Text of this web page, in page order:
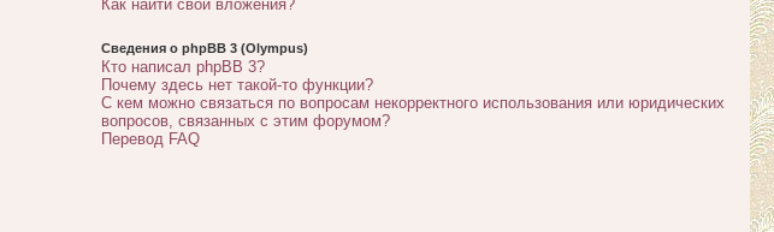
Как найти свои вложения?
Сведения о phpBB 3 (Olympus)
Кто написал phpBB 3?
Почему здесь нет такой-то функции?
С кем можно связаться по вопросам некорректного использования или юридических
вопросов, связанных с этим форумом?
Перевод FAQ